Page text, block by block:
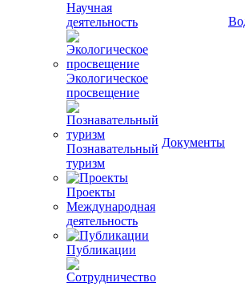
Научная
деятельность
Экологическое
просвещение
Познавательный
туризм
Проекты
Международная
деятельность
Публикации
Документы